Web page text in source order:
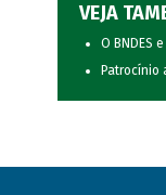
VEJA
O BNDES
Patrocínio